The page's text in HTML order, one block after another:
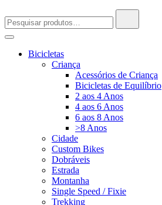
por:
Bicicletas
Criança
Acessórios de Criança
Bicicletas de Equilíbrio
2 aos 4 Anos
4 aos 6 Anos
6 aos 8 Anos
>8 Anos
Cidade
Custom Bikes
Dobráveis
Estrada
Montanha
Single Speed / Fixie
Trekking